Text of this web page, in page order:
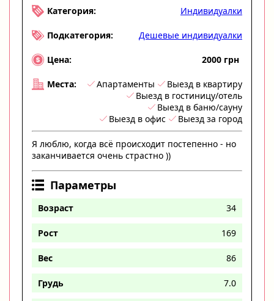
Категория: Индивидуалки
Подкатегория: Дешевые индивидуалки
Цена: 2000 грн
Места: Апартаменты
Выезд в квартиру
Выезд в гостиницу/отель
Выезд в баню/сауну
Выезд в офис
Выезд за город
Я люблю, когда всё происходит постепенно - но
заканчивается очень страстно ))
Параметры
Возраст 34
Рост 169
Вес 86
Грудь 7.0